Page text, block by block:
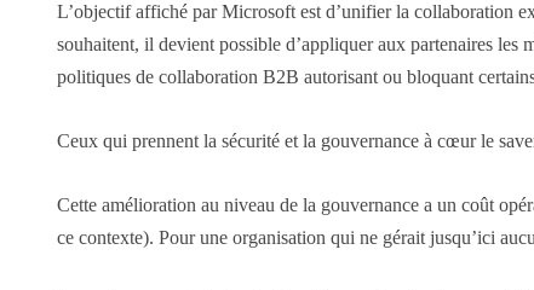
L’objectif affiché par Microsoft est d’unifier la collaboration
souhaitent, il devient possible d’appliquer aux partenaires
politiques de collaboration B2B autorisant ou bloquant
Ceux qui prennent la sécurité et la gouvernance à cœur le
Cette amélioration au niveau de la gouvernance a un coût
ce contexte). Pour une organisation qui ne gérait jusqu’ici